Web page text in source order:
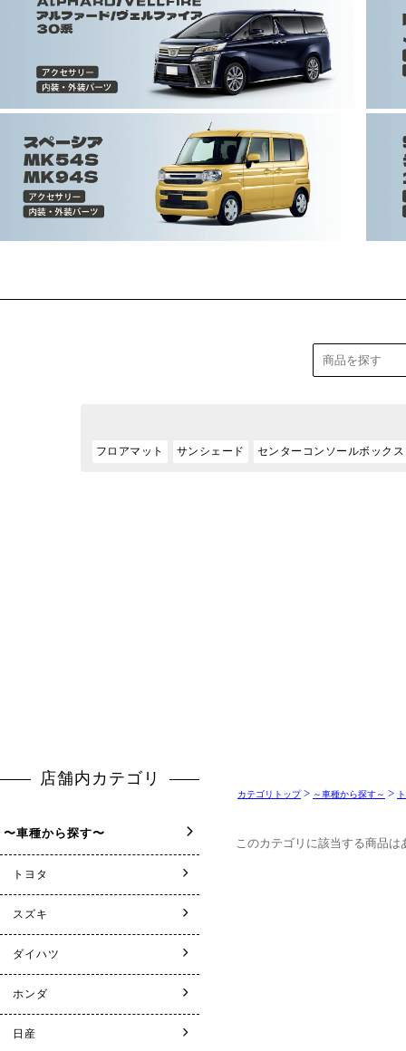
カテゴリトップ> ～車種から探す～ >
このカテゴリに該当する商品